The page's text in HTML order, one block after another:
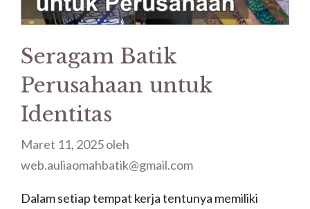
Seragam Batik
Perusahaan untuk
Identitas
Maret 11, 2025oleh
web.auliaomahbatik@gmail.com
Dalam setiap tempat kerja tentunya memiliki